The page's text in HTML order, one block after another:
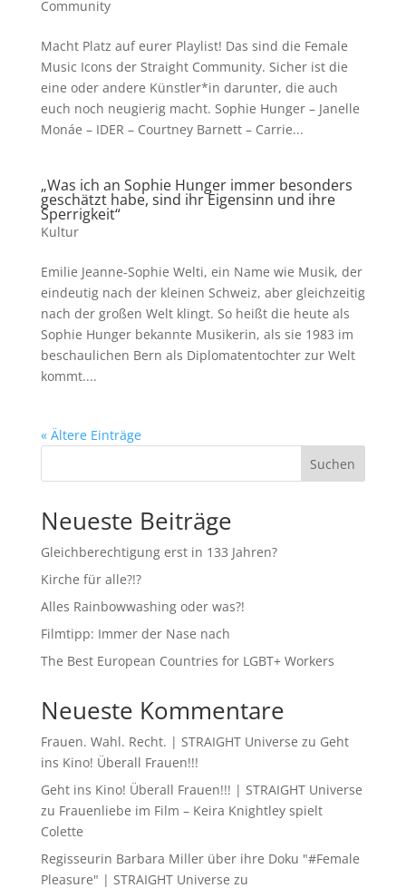
Community
Macht Platz auf eurer Playlist! Das sind die Female
Music Icons der Straight Community. Sicher ist die
eine oder andere Künstler*in darunter, die auch
euch noch neugierig macht. Sophie Hunger – Janelle
Monáe – IDER – Courtney Barnett – Carrie...
„Was ich an Sophie Hunger immer besonders
geschätzt habe, sind ihr Eigensinn und ihre
Sperrigkeit“
Kultur
Emilie Jeanne-Sophie Welti, ein Name wie Musik, der
eindeutig nach der kleinen Schweiz, aber gleichzeitig
nach der großen Welt klingt. So heißt die heute als
Sophie Hunger bekannte Musikerin, als sie 1983 im
beschaulichen Bern als Diplomatentochter zur Welt
kommt....
« Ältere Einträge
Suchen
Neueste Beiträge
Gleichberechtigung erst in 133 Jahren?
Kirche für alle?!?
Alles Rainbowwashing oder was?!
Filmtipp: Immer der Nase nach
The Best European Countries for LGBT+ Workers
Neueste Kommentare
Frauen. Wahl. Recht. | STRAIGHT Universe zu Geht
ins Kino! Überall Frauen!!!
Geht ins Kino! Überall Frauen!!! | STRAIGHT Universe
zu Frauenliebe im Film – Keira Knightley spielt
Colette
Regisseurin Barbara Miller über ihre Doku "#Female
Pleasure" | STRAIGHT Universe zu